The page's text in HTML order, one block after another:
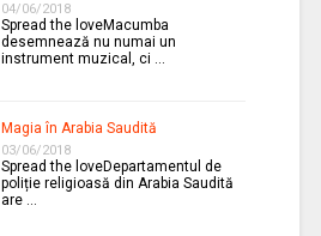
04/06/2018
Spread the loveMacumba
desemnează nu numai un
instrument muzical, ci …
Magia în Arabia Saudită
03/06/2018
Spread the loveDepartamentul de
poliție religioasă din Arabia Saudită
are …